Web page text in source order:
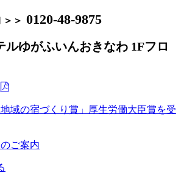
＞＞ 0120-48-9875
ルゆがふいんおきなわ 1Fフロ
域の宿づくり賞」厚生労働大臣賞を受
ご案内